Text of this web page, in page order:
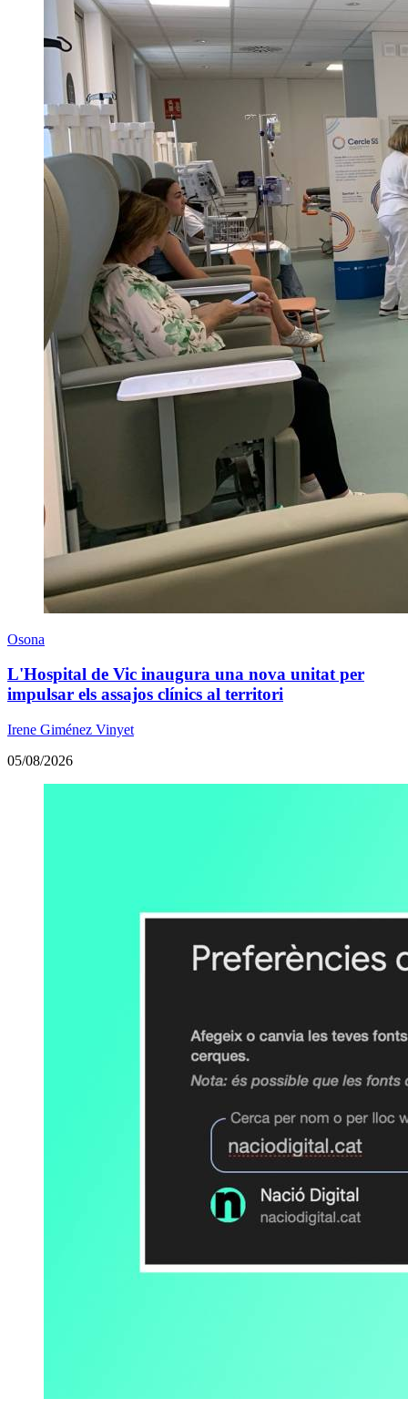
Osona
L'Hospital de Vic inaugura una nova unitat per
impulsar els assajos clínics al territori
Irene Giménez Vinyet
05/08/2026